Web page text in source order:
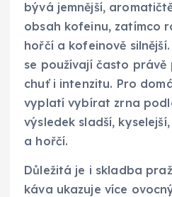
bývá jemnější,
obsah kofeinu, zatímco
hořčí a kofeinově
se používají často
chuť i intenzitu. Pro
vyplatí vybírat zrna
výsledek sladší,
a hořčí.
Důležitá je i skladba
káva ukazuje více